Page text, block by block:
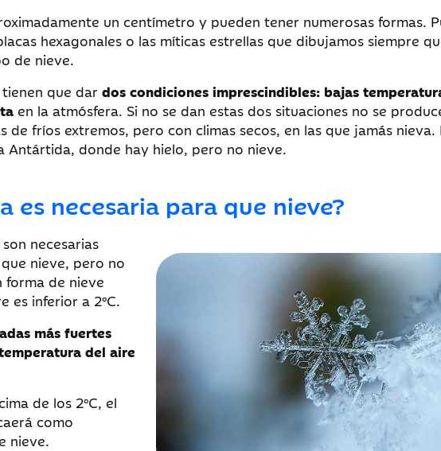
un centímetro y pueden tener numerosas formas.
hexagonales o las míticas estrellas que dibujamos siempre
de nieve.
que dar dos condiciones imprescindibles: bajas
en la atmósfera. Si no se dan estas dos situaciones no se
de fríos extremos, pero con climas secos, en las que jamás nieva.
Antártida, donde hay hielo, pero no nieve.
es necesaria para que nieve?
necesarias
nieve, pero no
forma de nieve
es inferior a 2°C.
más fuertes
del aire
de los 2°C, el
como
nieve.